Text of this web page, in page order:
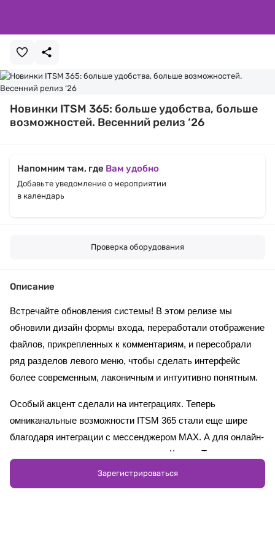
Новинки ITSM 365: больше удобства, больше
возможностей. Весенний релиз ‘26
Напомним там, где Вам удобно
Добавьте уведомление о мероприятии
в календарь
Проверка оборудования
Описание
Встречайте обновления системы! В этом релизе мы
обновили дизайн формы входа, переработали отображение
файлов, прикрепленных к комментариям, и пересобрали
ряд разделов левого меню, чтобы сделать интерфейс
более современным, лаконичным и интуитивно понятным.
Особый акцент сделали на интеграциях. Теперь
омниканальные возможности ITSM 365 стали еще шире
благодаря интеграции с мессенджером MAX. А для онлайн-
встреч появился еще один сервис — Контур.Толк.
На вебинаре покажем новые инструменты в действии и
Зарегистрироваться